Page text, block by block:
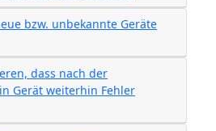
bzw. unbekannte Geräte
dass nach der
Gerät weiterhin Fehler